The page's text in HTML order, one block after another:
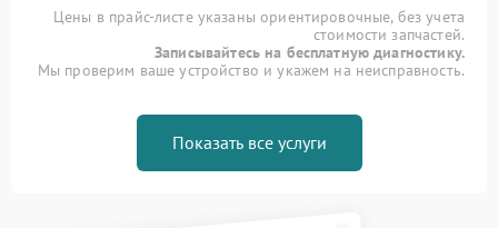
Цены в прайс-листе указаны ориентировочные, без учета
стоимости запчастей.
Записывайтесь на бесплатную диагностику.
Мы проверим ваше устройство и укажем на неисправность.
Показать все услуги